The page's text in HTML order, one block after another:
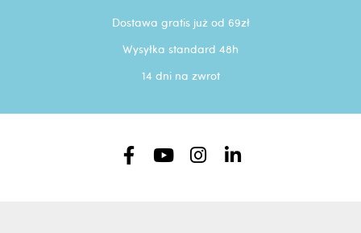
Dostawa gratis już od 69zł
Wysyłka standard 48h
14 dni na zwrot
F
a
Y I L